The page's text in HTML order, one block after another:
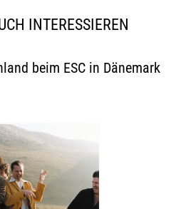
INTERESSIEREN
beim ESC in Dänemark